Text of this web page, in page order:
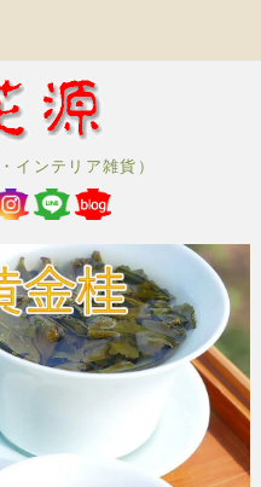
インテリア雑貨）